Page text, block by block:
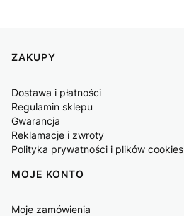
Linki w stopce
ZAKUPY
Dostawa i płatności
Regulamin sklepu
Gwarancja
Reklamacje i zwroty
Polityka prywatności i plików cookies
MOJE KONTO
Moje zamówienia